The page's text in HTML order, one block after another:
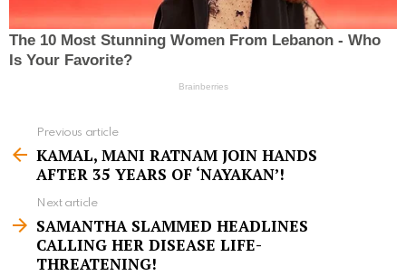
e
m
Previous article
KAMAL, MANI RATNAM JOIN HANDS
AFTER 35 YEARS OF ‘NAYAKAN’!
Next article
SAMANTHA SLAMMED HEADLINES
CALLING HER DISEASE LIFE-
THREATENING!